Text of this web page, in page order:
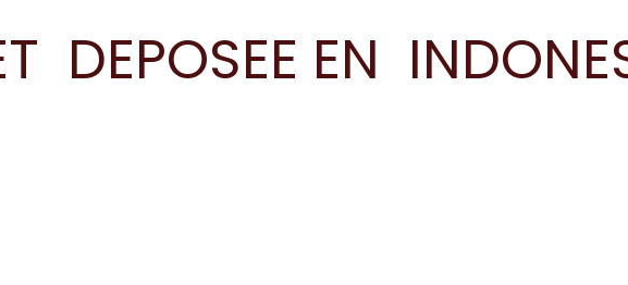
DEPOSEE EN